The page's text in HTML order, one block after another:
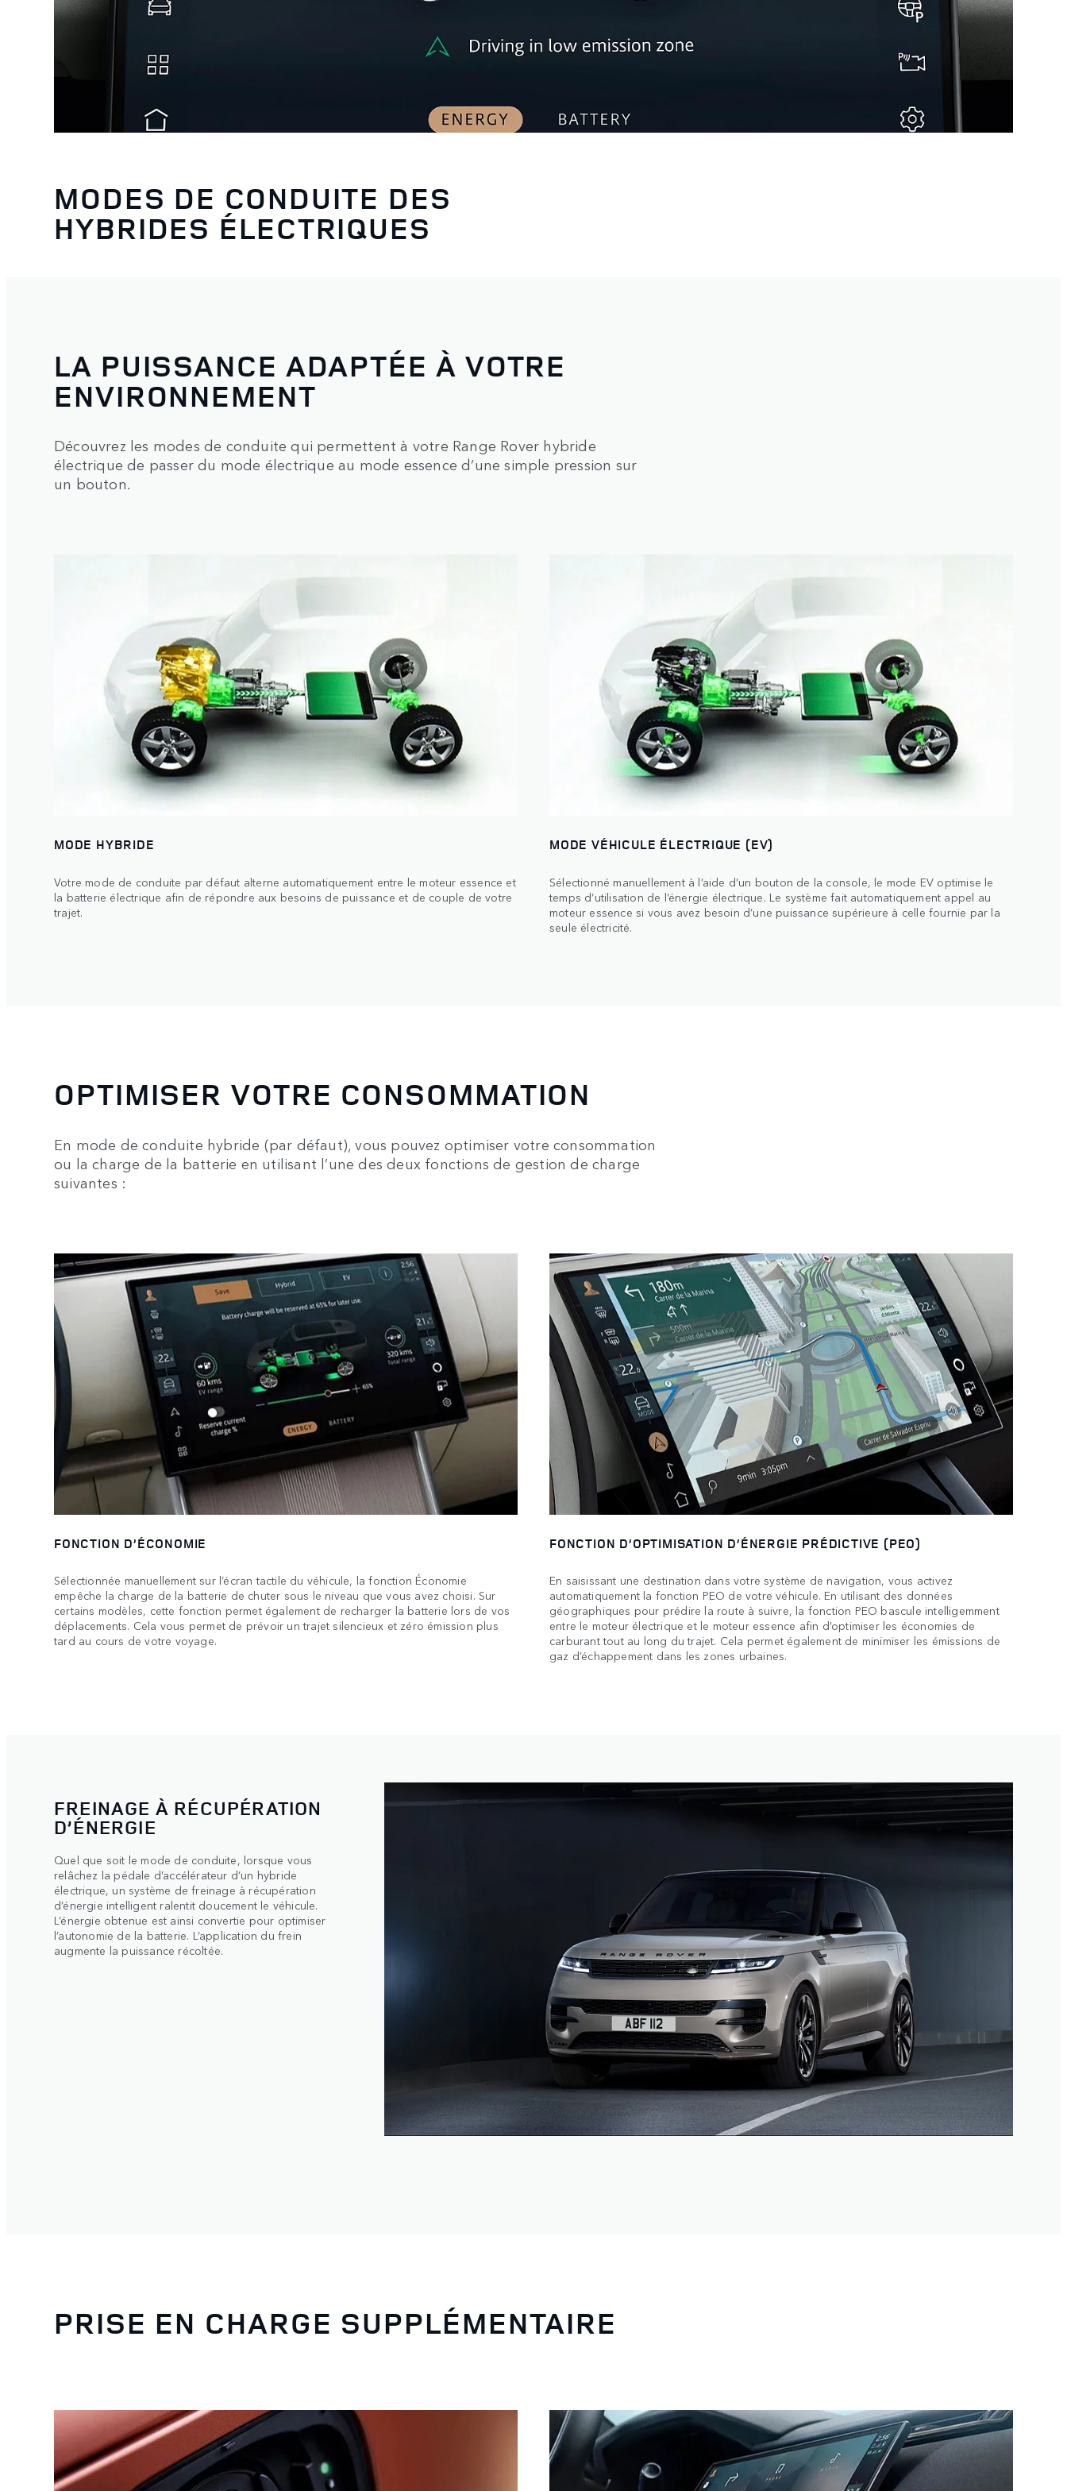
MODES DE CONDUITE DES
HYBRIDES ÉLECTRIQUES
LA PUISSANCE ADAPTÉE À VOTRE
ENVIRONNEMENT
Découvrez les modes de conduite qui permettent à votre Range Rover hybride
électrique de passer du mode électrique au mode essence d’une simple pression sur
un bouton.
MODE HYBRIDE
Votre mode de conduite par défaut alterne automatiquement entre le moteur essence et
la batterie électrique afin de répondre aux besoins de puissance et de couple de votre
trajet.
MODE VÉHICULE ÉLECTRIQUE (EV)
Sélectionné manuellement à l’aide d’un bouton de la console, le mode EV optimise le
temps d’utilisation de l’énergie électrique. Le système fait automatiquement appel au
moteur essence si vous avez besoin d’une puissance supérieure à celle fournie par la
seule électricité.
OPTIMISER VOTRE CONSOMMATION
En mode de conduite hybride (par défaut), vous pouvez optimiser votre consommation
ou la charge de la batterie en utilisant l’une des deux fonctions de gestion de charge
suivantes :
FONCTION D’ÉCONOMIE
Sélectionnée manuellement sur l’écran tactile du véhicule, la fonction Économie
empêche la charge de la batterie de chuter sous le niveau que vous avez choisi. Sur
certains modèles, cette fonction permet également de recharger la batterie lors de vos
déplacements. Cela vous permet de prévoir un trajet silencieux et zéro émission plus
tard au cours de votre voyage.
FONCTION D’OPTIMISATION D’ÉNERGIE PRÉDICTIVE (PEO)
En saisissant une destination dans votre système de navigation, vous activez
automatiquement la fonction PEO de votre véhicule. En utilisant des données
géographiques pour prédire la route à suivre, la fonction PEO bascule intelligemment
entre le moteur électrique et le moteur essence afin d’optimiser les économies de
carburant tout au long du trajet. Cela permet également de minimiser les émissions de
gaz d’échappement dans les zones urbaines.
FREINAGE À RÉCUPÉRATION
D’ÉNERGIE
Quel que soit le mode de conduite, lorsque vous
relâchez la pédale d’accélérateur d’un hybride
électrique, un système de freinage à récupération
d’énergie intelligent ralentit doucement le véhicule.
L’énergie obtenue est ainsi convertie pour optimiser
l’autonomie de la batterie. L’application du frein
augmente la puissance récoltée.
PRISE EN CHARGE SUPPLÉMENTAIRE